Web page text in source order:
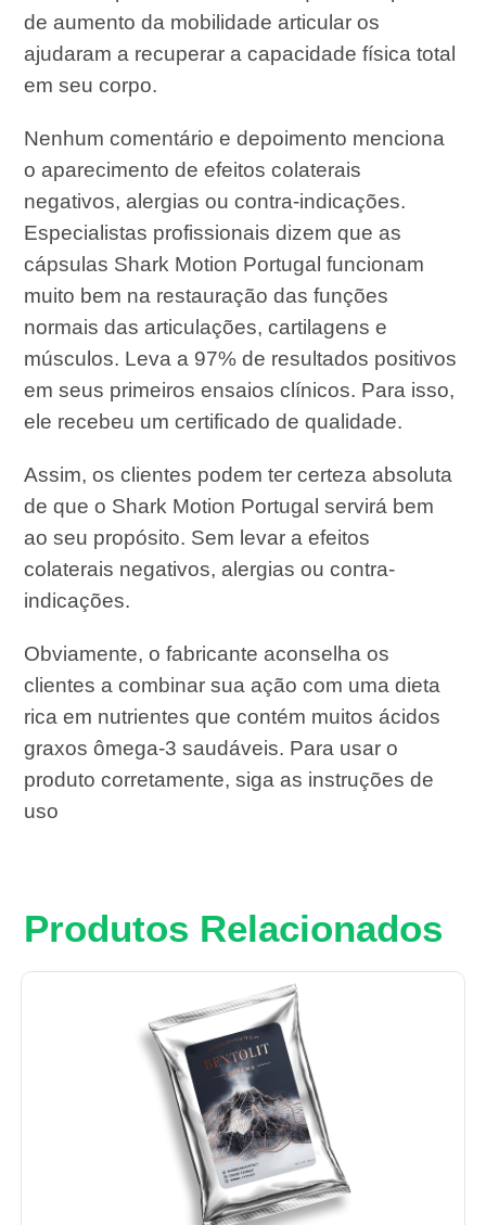
de aumento da mobilidade articular os
ajudaram a recuperar a capacidade física total
em seu corpo.
Nenhum comentário e depoimento menciona
o aparecimento de efeitos colaterais
negativos, alergias ou contra-indicações.
Especialistas profissionais dizem que as
cápsulas Shark Motion Portugal funcionam
muito bem na restauração das funções
normais das articulações, cartilagens e
músculos. Leva a 97% de resultados positivos
em seus primeiros ensaios clínicos. Para isso,
ele recebeu um certificado de qualidade.
Assim, os clientes podem ter certeza absoluta
de que o Shark Motion Portugal servirá bem
ao seu propósito. Sem levar a efeitos
colaterais negativos, alergias ou contra-
indicações.
Obviamente, o fabricante aconselha os
clientes a combinar sua ação com uma dieta
rica em nutrientes que contém muitos ácidos
graxos ômega-3 saudáveis. Para usar o
produto corretamente, siga as instruções de
uso
Produtos Relacionados